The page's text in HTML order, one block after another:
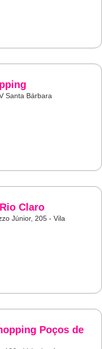
Santa Bárbara
Claro
Júnior, 205 - Vila
Poços de